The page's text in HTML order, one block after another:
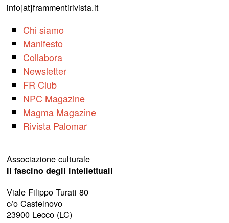
info[at]frammentirivista.it
Chi siamo
Manifesto
Collabora
Newsletter
FR Club
NPC Magazine
Magma Magazine
Rivista Palomar
Associazione culturale
Il fascino degli intellettuali
Viale Filippo Turati 80
c/o Castelnovo
23900 Lecco (LC)